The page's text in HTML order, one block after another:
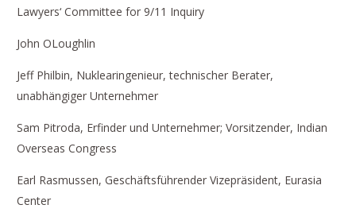
Lawyers‘ Committee for 9/11 Inquiry
John OLoughlin
Jeff Philbin, Nuklearingenieur, technischer Berater,
unabhängiger Unternehmer
Sam Pitroda, Erfinder und Unternehmer; Vorsitzender, Indian
Overseas Congress
Earl Rasmussen, Geschäftsführender Vizepräsident, Eurasia
Center